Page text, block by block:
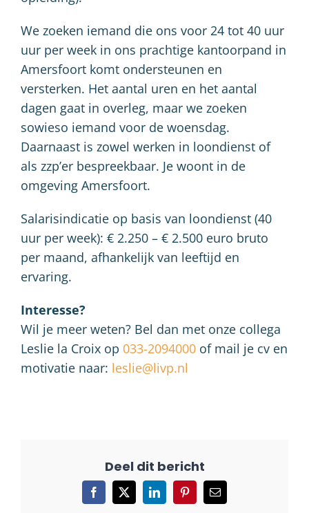
We zoeken iemand die ons voor 24 tot 40 uur
uur per week in ons prachtige kantoorpand in
Amersfoort komt ondersteunen en
versterken. Het aantal uren en het aantal
dagen gaat in overleg, maar we zoeken
sowieso iemand voor de woensdag.
Daarnaast is zowel werken in loondienst of
als zzp’er bespreekbaar. Je woont in de
omgeving Amersfoort.
Salarisindicatie op basis van loondienst (40
uur per week): € 2.250 – € 2.500 euro bruto
per maand, afhankelijk van leeftijd en
ervaring.
Interesse?
Wil je meer weten? Bel dan met onze collega
Leslie la Croix op 033-2094000 of mail je cv en
motivatie naar: leslie@livp.nl
Facebook
X LinkedInPinterest
E-
mail